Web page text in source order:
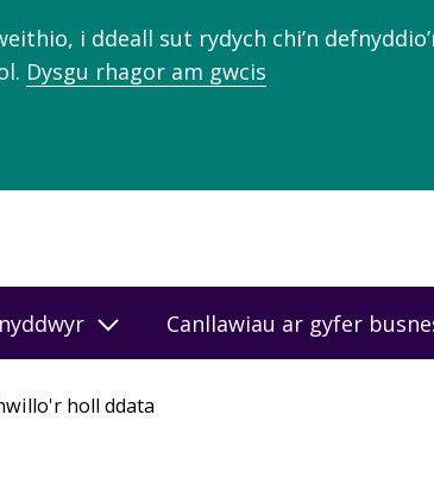
i ddeall sut rydych chi’n
Dysgu rhagor am gwcis
Canllawiau ar gyfer
holl ddata